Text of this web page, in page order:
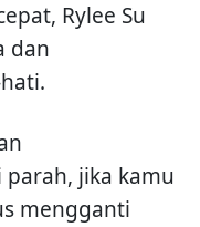
Rylee Su
dan
jika kamu
mengganti